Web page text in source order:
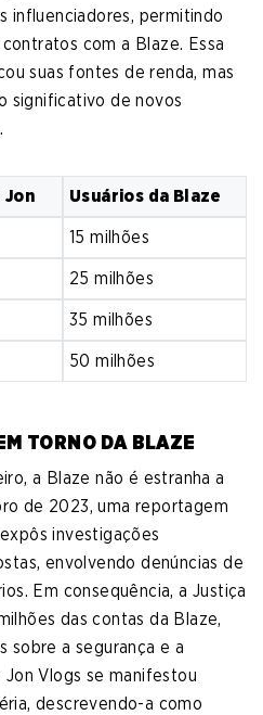
influenciadores, permitindo
com a Blaze. Essa
suas fontes de renda, mas
significativo de novos
Jon
Usuários da Blaze
15 milhões
25 milhões
35 milhões
50 milhões
TORNO DA BLAZE
a Blaze não é estranha a
de 2023, uma reportagem
investigações
envolvendo denúncias de
Em consequência, a Justiça
das contas da Blaze,
sobre a segurança e a
Vlogs se manifestou
descrevendo-a como